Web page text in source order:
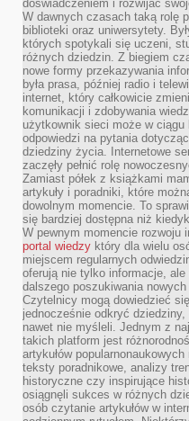
doświadczeniem i rozwijać
W dawnych czasach taką rolę
biblioteki oraz uniwersytety.
których spotykali się uczeni,
różnych dziedzin. Z biegiem
nowe formy przekazywania
była prasa, później radio i
internet, który całkowicie
komunikacji i zdobywania
użytkownik sieci może w
odpowiedzi na pytania
dziedziny życia. Internetowe
zaczęły pełnić rolę
Zamiast półek z książkami
artykuły i poradniki, które
dowolnym momencie. To
się bardziej dostępna niż
W pewnym momencie rozwoju
portal wiedzy który dla wielu
miejscem regularnych
oferują nie tylko informacje,
dalszego poszukiwania nowych
Czytelnicy mogą dowiedzieć
jednocześnie odkryć
nawet nie myśleli. Jednym z
takich platform jest
artykułów
teksty poradnikowe, analizy
historyczne czy inspirujące
osiągnęli sukces w różnych
osób czytanie artykułów w